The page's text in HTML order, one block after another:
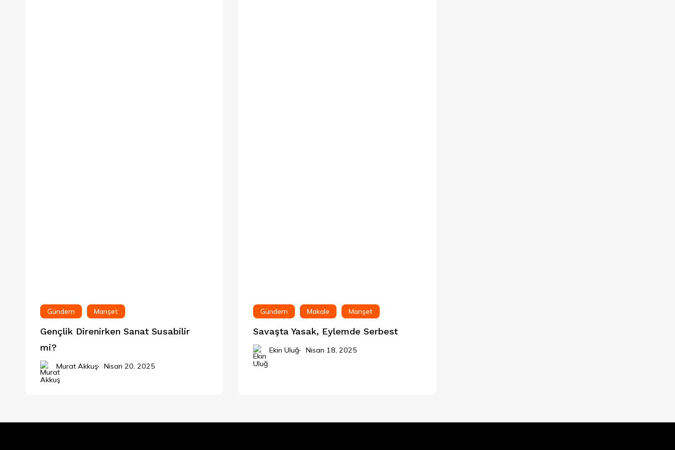
Gündem Manşet
Gençlik Direnirken Sanat Susabilir
mi?
Murat Akkuş Nisan 20, 2025
Gündem Makale Manşet
Savaşta Yasak, Eylemde Serbest
Ekin Uluğ Nisan 18, 2025